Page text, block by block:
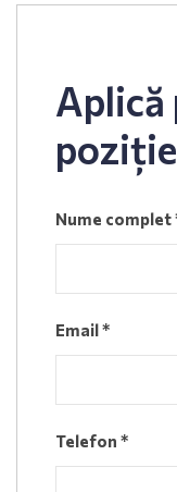
Aplică
poziție
Nume complet
Email*
Telefon *